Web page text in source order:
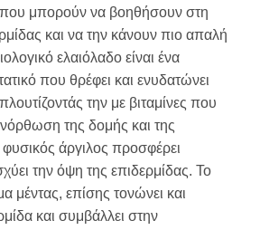
είναι:
14.17€.
που μπορούν να βοηθήσουν στη
και να την κάνουν πιο απαλή
ελαιόλαδο είναι ένα
που θρέφει και ενυδατώνει
την με βιταμίνες που
της δομής και της
άργιλος προσφέρει
την όψη της επιδερμίδας. Το
μέντας, επίσης τονώνει και
και συμβάλλει στην